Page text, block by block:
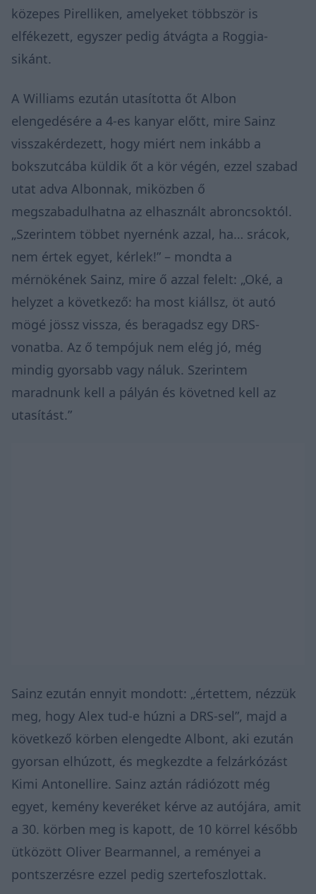
közepes Pirelliken, amelyeket többször is
elfékezett, egyszer pedig átvágta a Roggia-
sikánt.
A Williams ezután utasította őt Albon
elengedésére a 4-es kanyar előtt, mire Sainz
visszakérdezett, hogy miért nem inkább a
bokszutcába küldik őt a kör végén, ezzel szabad
utat adva Albonnak, miközben ő
megszabadulhatna az elhasznált abroncsoktól.
„Szerintem többet nyernénk azzal, ha… srácok,
nem értek egyet, kérlek!” – mondta a
mérnökének Sainz, mire ő azzal felelt: „Oké, a
helyzet a következő: ha most kiállsz, öt autó
mögé jössz vissza, és beragadsz egy DRS-
vonatba. Az ő tempójuk nem elég jó, még
mindig gyorsabb vagy náluk. Szerintem
maradnunk kell a pályán és követned kell az
utasítást.”
Sainz ezután ennyit mondott: „értettem, nézzük
meg, hogy Alex tud-e húzni a DRS-sel”, majd a
következő körben elengedte Albont, aki ezután
gyorsan elhúzott, és megkezdte a felzárkózást
Kimi Antonellire. Sainz aztán rádiózott még
egyet, kemény keveréket kérve az autójára, amit
a 30. körben meg is kapott, de 10 körrel később
ütközött Oliver Bearmannel, a reményei a
pontszerzésre ezzel pedig szertefoszlottak.